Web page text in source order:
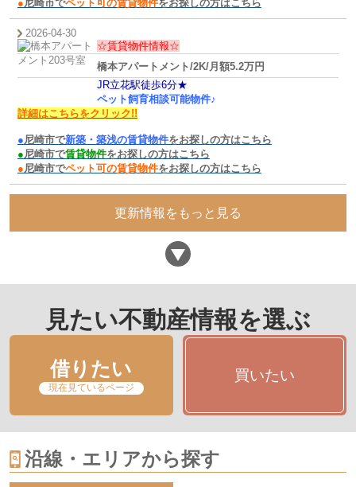
● 尼崎市でペット可の賃貸物件をお探しの方はこちら
2026-04-30
☆賃貸物件情報☆
橋本アパートメント/2K/月額5.2万円
JR立花駅徒歩6分★
ペット飼育相談可能物件♪
詳細はこちらをクリ ック !!
● 尼崎市で新築・築浅の賃貸物件をお探しの方はこちら
● 尼崎市で賃貸物件をお探しの方はこちら
● 尼崎市でペット可の賃貸物件をお探しの方はこちら
更新情報をもっと見る
見たい不動産情報を選ぶ
借りたい
現在見ているページ
買いたい
沿線・エリアから探す